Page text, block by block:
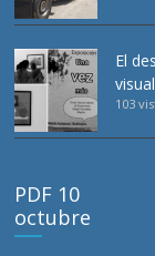
El
visual
103
PDF 10
octubre